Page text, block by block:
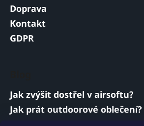
Doprava
Kontakt
GDPR
Jak zvýšit dostřel v airsoftu?
Jak prát outdoorové oblečení?